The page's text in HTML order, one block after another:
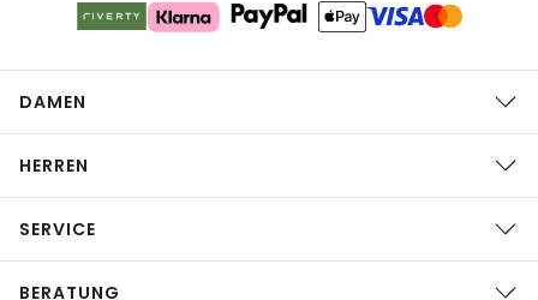
DAMEN
HERREN
SERVICE
BERATUNG